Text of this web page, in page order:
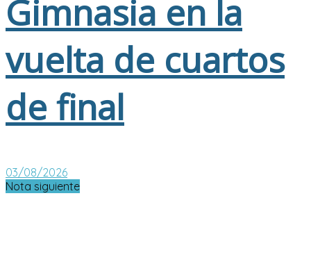
Gimnasia en la
vuelta de cuartos
de final
03/08/2026
Nota siguiente